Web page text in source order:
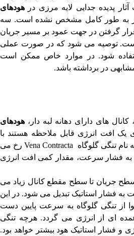
پدیده جدایی لایه مرزی در هودهای
به طور کامل مشخص نشده است. سه
گرفتن در جهت عمود بر مسیر جریان
است. توصیه می شود که در صورت عملی
شود. در موارد خاص ممکن است
در برداشته باشد.
های دارای دهانه لبه دار، هودهای
یک افت انرژی قابل ملاحظه هستند با
نام تنگی گلوگاه
Vena Contractaرخ می
به فشار سرعت، مقدار کمی افت انرژی
سطح جریان تا سطح مقطع کانال زیاد می
فشار استاتیک تبدیل می شود. در این
از تنگی گلوگاه به سرعت پایین دست
ای از انرژی می گردد. هرچه تنگی
و فشار استاتیک هود بیشتر خواهد بود.